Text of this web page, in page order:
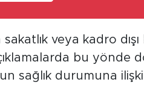
veya kadro dışı
bu yönde
sağlık durumuna